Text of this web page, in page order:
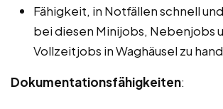
Fähigkeit, in Notfällen schnell
bei diesen Minijobs, Nebenjobs
Vollzeitjobs in Waghäusel zu
Dokumentationsfähigkeiten: